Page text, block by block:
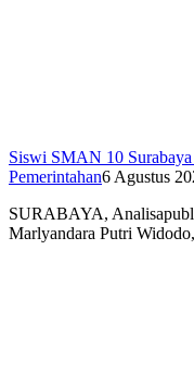
Siswi SMAN 10
Pemerintahan6 Agustus
SURABAYA,
Marlyandara Putri